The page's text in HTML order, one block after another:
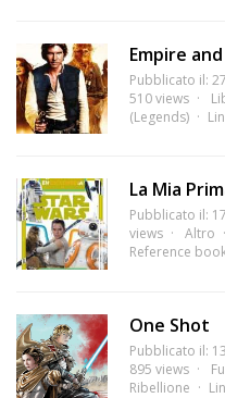
Empire
Pubblicato il:
510 views
(Legends)
La Mia
Pubblicato il:
views
Altro
Reference
One Shot
Pubblicato il:
895 views
Ribellione